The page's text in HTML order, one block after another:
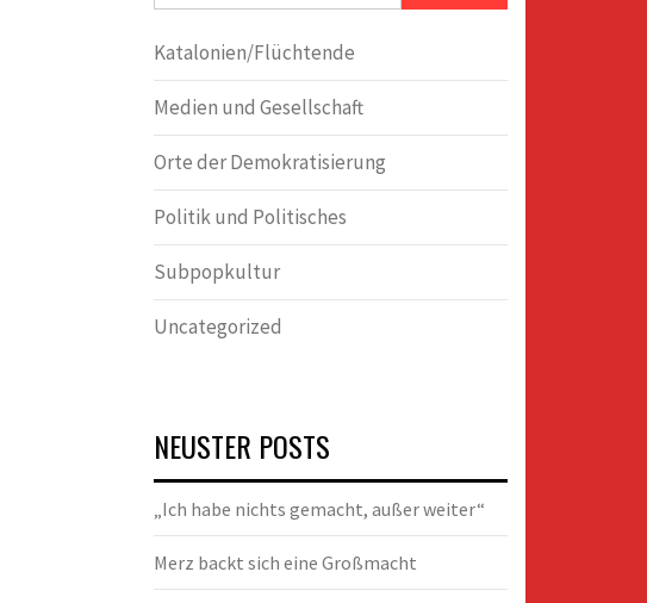
Katalonien/Flüchtende
Medien und Gesellschaft
Orte der Demokratisierung
Politik und Politisches
Subpopkultur
Uncategorized
NEUSTER POSTS
„Ich habe nichts gemacht, außer weiter“
Merz backt sich eine Großmacht